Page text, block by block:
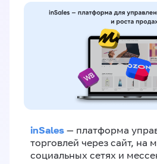
inSales — платформа
торговлей через сайт, на
социальных сетях и